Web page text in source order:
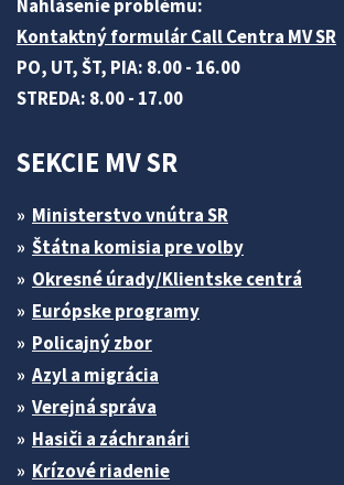
Nahlásenie problému:
Kontaktný formulár Call Centra MV SR
PO, UT, ŠT, PIA: 8.00 - 16.00
STREDA: 8.00 - 17.00
SEKCIE MV SR
Ministerstvo vnútra SR
Štátna komisia pre volby
Okresné úrady/Klientske centrá
Európske programy
Policajný zbor
Azyl a migrácia
Verejná správa
Hasiči a záchranári
Krízové riadenie